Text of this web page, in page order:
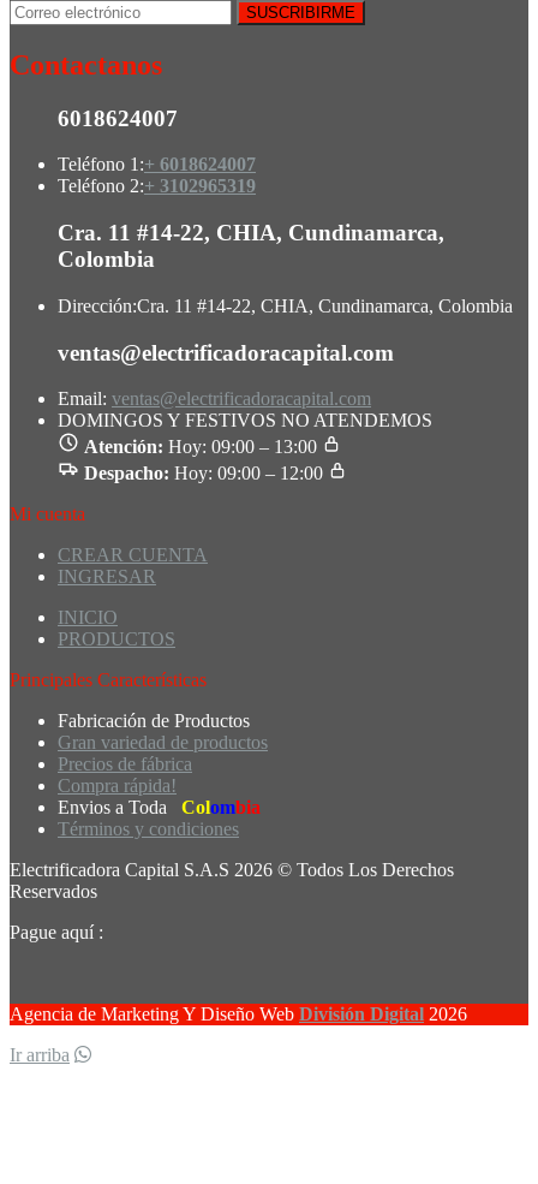
Contactanos
6018624007
Teléfono 1:+ 6018624007
Teléfono 2:+ 3102965319
Cra. 11 #14-22, CHIA, Cundinamarca,
Colombia
Dirección:Cra. 11 #14-22, CHIA, Cundinamarca, Colombia
ventas@electrificadoracapital.com
Email: ventas@electrificadoracapital.com
DOMINGOS Y FESTIVOS NO ATENDEMOS
Atención: Hoy: 09:00 – 13:00
Despacho: Hoy: 09:00 – 12:00
Mi cuenta
CREAR CUENTA
INGRESAR
INICIO
PRODUCTOS
Principales Características
Fabricación de Productos
Gran variedad de productos
Precios de fábrica
Compra rápida!
Envios a Toda
Colombia
Términos y condiciones
Electrificadora Capital S.A.S 2026 © Todos Los Derechos
Reservados
Pague aquí :
Agencia de Marketing Y Diseño Web División Digital 2026
Ir arriba